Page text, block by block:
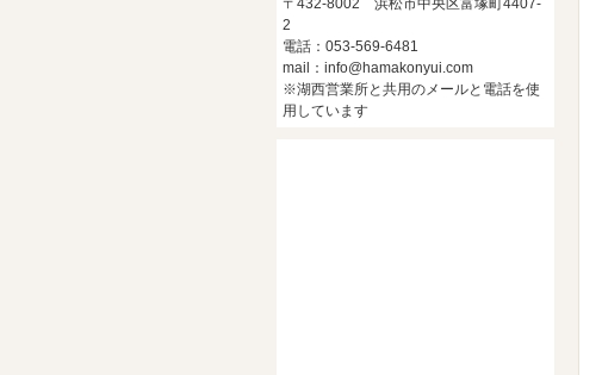
〒432-8002 浜松市中央区富塚町4407-
2
電話：053-569-6481
mail：info@hamakonyui.com
※湖西営業所と共用のメールと電話を使
用しています